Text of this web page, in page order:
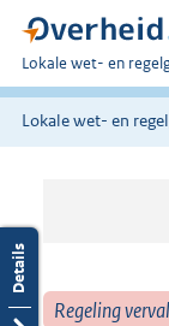
U
bent
hier:
Lokale wet- en
Lokale wet- en
Regeling